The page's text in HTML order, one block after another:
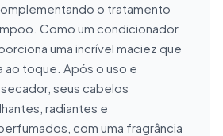
o tratamento
Como um condicionador
uma incrível maciez que
toque. Após o uso e
seus cabelos
radiantes e
com uma fragrância